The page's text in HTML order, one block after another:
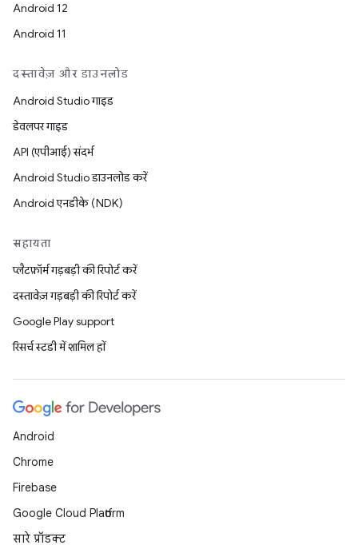
Android 12
Android 11
दस्तावेज़ और डाउनलोड
Android Studio गाइड
डेवलपर गाइड
API (एपीआई) संदर्भ
Android Studio डाउनलोड करें
Android एनडीके (NDK)
सहायता
प्लैटफ़ॉर्म गड़बड़ी की रिपोर्ट करें
दस्तावेज़ गड़बड़ी की रिपोर्ट करें
Google Play support
रिसर्च स्टडी में शामिल हों
Android
Chrome
Firebase
Google Cloud Platform
सारे प्रॉडक्ट